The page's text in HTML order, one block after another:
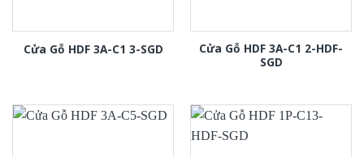
Cửa Gỗ HDF 3A-C1 3-SGD
Cửa Gỗ HDF 3A-C1 2-HDF-
SGD